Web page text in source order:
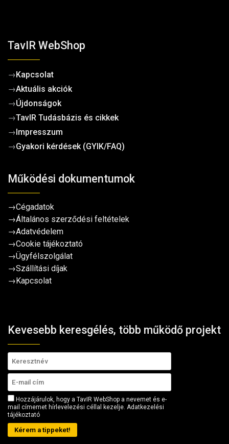
TavIR WebShop
→Kapcsolat
→Aktuális akciók
→Újdonságok
→TavIR Tudásbázis és cikkek
→Impresszum
→Gyakori kérdések (GYIK/FAQ)
Működési dokumentumok
→Cégadatok
→Általános szerződési feltételek
→Adatvédelem
→Cookie tájékoztató
→Ügyfélszolgálat
→Szállítási díjak
→Kapcsolat
Kevesebb keresgélés, több működő projekt
Hozzájárulok, hogy a TavIR WebShop a nevemet és e-
mail címemet hírlevelezési céllal kezelje. Adatkezelési
tájékoztató
Kérem a tippeket!